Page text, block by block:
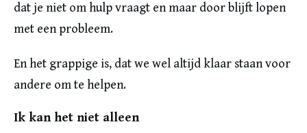
dat je niet om hulp vraagt en maar door blijft lopen
met een probleem.
En het grappige is, dat we wel altijd klaar staan voor
andere om te helpen.
Ik kan het niet alleen